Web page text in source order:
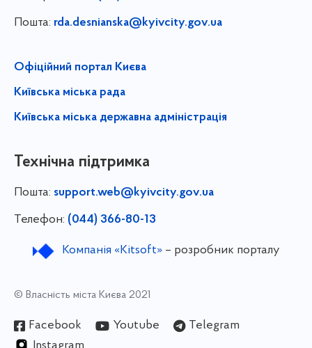
Пошта: rda.desnianska@kyivcity.gov.ua
Офіційний портал Києва
Київська міська рада
Київська міська державна адміністрація
Технічна підтримка
Пошта: support.web@kyivcity.gov.ua
Телефон: (044) 366-80-13
Компанія «Kitsoft»– розробник порталу
© Власність міста Києва 2021
Facebook Youtube
Telegram